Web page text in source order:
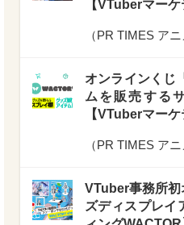
【VTuberマー
（PR TIMES アニ
オンラインくじ
ムを販売する
【VTuberマー
（PR TIMES アニ
VTuber事務所初
ズディスプレイ